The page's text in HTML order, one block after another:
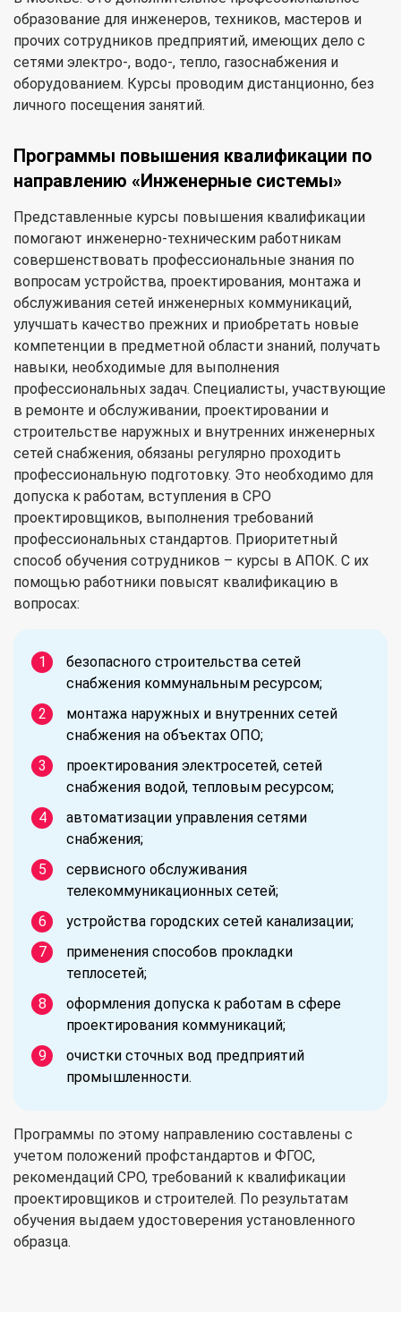
образование для инженеров, техников, мастеров и
прочих сотрудников предприятий, имеющих дело с
сетями электро-, водо-, тепло, газоснабжения и
оборудованием. Курсы проводим дистанционно, без
личного посещения занятий.
Программы повышения квалификации по
направлению «Инженерные системы»
Представленные курсы повышения квалификации
помогают инженерно-техническим работникам
совершенствовать профессиональные знания по
вопросам устройства, проектирования, монтажа и
обслуживания сетей инженерных коммуникаций,
улучшать качество прежних и приобретать новые
компетенции в предметной области знаний, получать
навыки, необходимые для выполнения
профессиональных задач. Специалисты, участвующие
в ремонте и обслуживании, проектировании и
строительстве наружных и внутренних инженерных
сетей снабжения, обязаны регулярно проходить
профессиональную подготовку. Это необходимо для
допуска к работам, вступления в СРО
проектировщиков, выполнения требований
профессиональных стандартов. Приоритетный
способ обучения сотрудников – курсы в АПОК. С их
помощью работники повысят квалификацию в
вопросах:
безопасного строительства сетей
снабжения коммунальным ресурсом;
монтажа наружных и внутренних сетей
снабжения на объектах ОПО;
проектирования электросетей, сетей
снабжения водой, тепловым ресурсом;
автоматизации управления сетями
снабжения;
сервисного обслуживания
телекоммуникационных сетей;
устройства городских сетей канализации;
применения способов прокладки
теплосетей;
оформления допуска к работам в сфере
проектирования коммуникаций;
очистки сточных вод предприятий
промышленности.
Программы по этому направлению составлены с
учетом положений профстандартов и ФГОС,
рекомендаций СРО, требований к квалификации
проектировщиков и строителей. По результатам
обучения выдаем удостоверения установленного
образца.